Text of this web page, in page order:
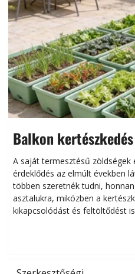
Balkon
Helytakarékos
A saját termesztésű zöldségek
érdeklődés az elmúlt években
többen szeretnék tudni,
asztalukra, miközben a
kikapcsolódást és feltöltődést